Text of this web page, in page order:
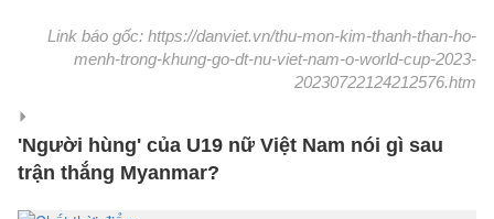
Link báo gốc: https://danviet.vn/thu-mon-kim-thanh-than-ho-
menh-trong-khung-go-dt-nu-viet-nam-o-world-cup-2023-
20230722124212576.htm
'Người hùng' của U19 nữ Việt Nam nói gì sau
trận thắng Myanmar?